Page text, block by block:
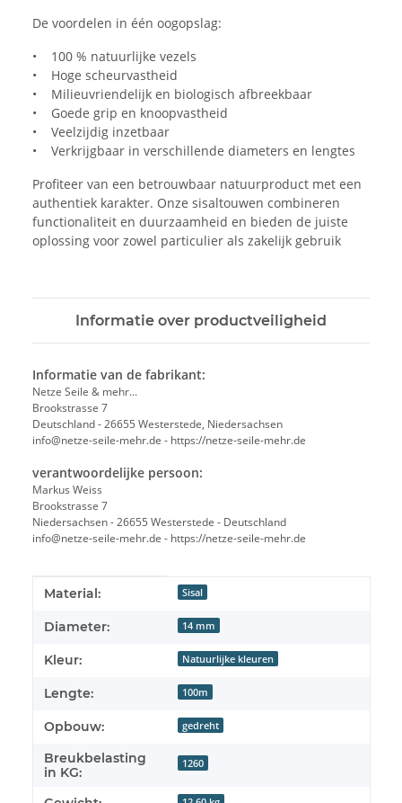
De voordelen in één oogopslag:
• 100 % natuurlijke vezels
• Hoge scheurvastheid
• Milieuvriendelijk en biologisch afbreekbaar
• Goede grip en knoopvastheid
• Veelzijdig inzetbaar
• Verkrijgbaar in verschillende diameters en lengtes
Profiteer van een betrouwbaar natuurproduct met een
authentiek karakter. Onze sisaltouwen combineren
functionaliteit en duurzaamheid en bieden de juiste
oplossing voor zowel particulier als zakelijk gebruik
Informatie over productveiligheid
Informatie van de fabrikant:
Netze Seile & mehr...
Brookstrasse 7
Deutschland - 26655 Westerstede, Niedersachsen
info@netze-seile-mehr.de - https://netze-seile-mehr.de
verantwoordelijke persoon:
Markus Weiss
Brookstrasse 7
Niedersachsen - 26655 Westerstede - Deutschland
info@netze-seile-mehr.de - https://netze-seile-mehr.de
#productDetails.itemInformation#
#productDetails.itemValue#
Material: Sisal
Diameter: 14 mm
Kleur: Natuurlijke kleuren
Lengte: 100m
Opbouw: gedreht
Breukbelasting
in KG:
1260